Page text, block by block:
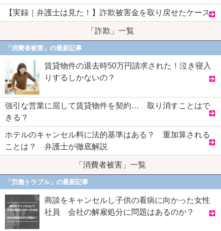
【実録｜弁護士は見た！】詐欺被害金を取り戻せたケース
「詐欺」一覧
「消費者被害」の最新記事
賃貸物件の退去時50万円請求された！泣き寝入
りするしかないの？
強引な営業に屈して賃貸物件を契約… 取り消すことはで
きる？
ホテルのキャンセル料に法的基準はある？ 重加算される
ことは？ 弁護士が徹底解説
「消費者被害」一覧
「労働トラブル」の最新記事
商談をキャンセルし子供の看病に向かった女性
社員 会社の解雇処分に問題はあるのか？